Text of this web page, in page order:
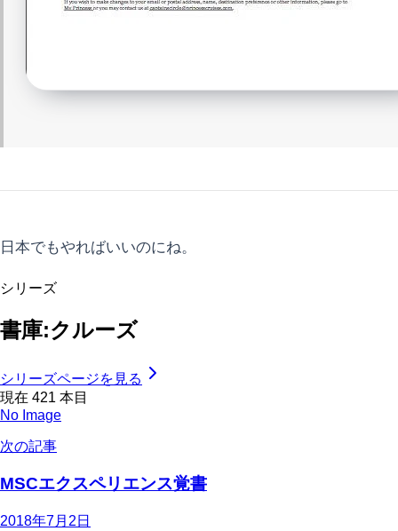
日本でもやればいいのにね。
シリーズ
書庫:クルーズ
シリーズページを見る
現在 421 本目
No Image
次の記事
MSCエクスペリエンス覚書
2018年7月2日